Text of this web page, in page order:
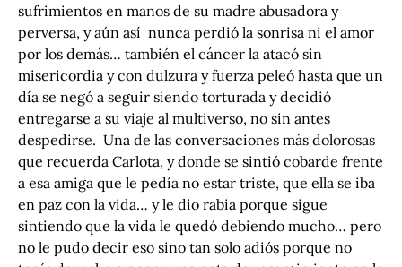
sufrimientos en manos de su madre abusadora y
perversa, y aún así nunca perdió la sonrisa ni el amor
por los demás… también el cáncer la atacó sin
misericordia y con dulzura y fuerza peleó hasta que un
día se negó a seguir siendo torturada y decidió
entregarse a su viaje al multiverso, no sin antes
despedirse. Una de las conversaciones más dolorosas
que recuerda Carlota, y donde se sintió cobarde frente
a esa amiga que le pedía no estar triste, que ella se iba
en paz con la vida… y le dio rabia porque sigue
sintiendo que la vida le quedó debiendo mucho… pero
no le pudo decir eso sino tan solo adiós porque no